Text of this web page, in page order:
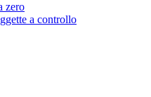
zero
a controllo